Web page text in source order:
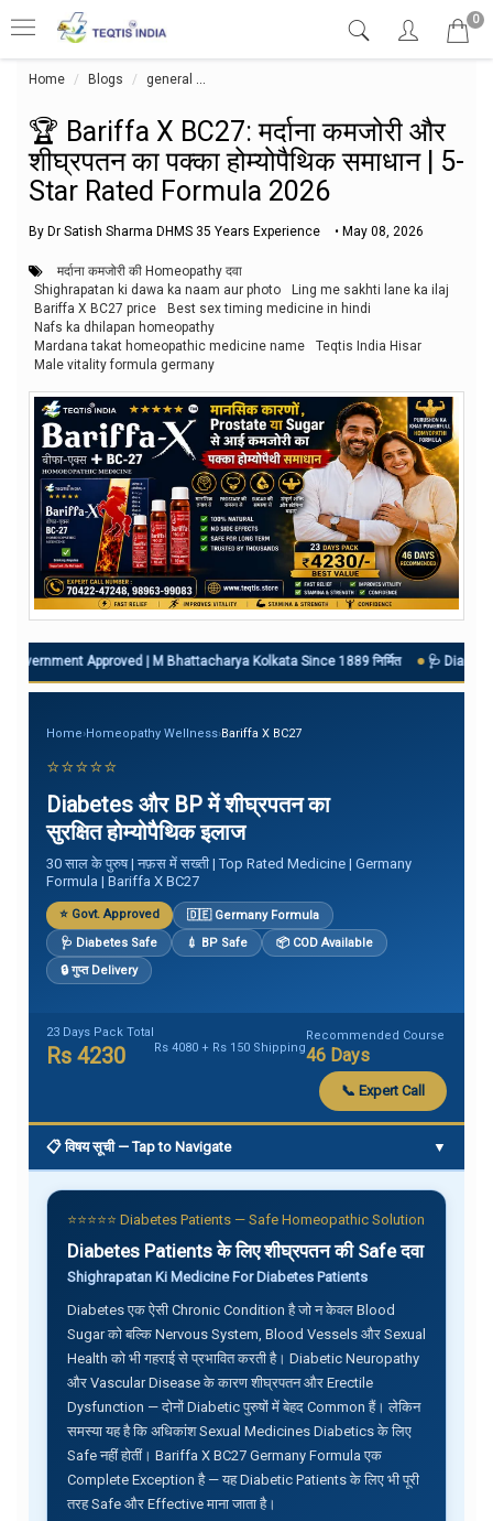
0
Home Blogs general
🏆 Bariffa X BC27: मर्दाना कमजोरी और
शीघ्रपतन का पक्का होम्योपैथिक समाधान | 5-
Star Rated Formula 2026
By Dr Satish Sharma DHMS 35 Years Experience • May 08, 2026
मर्दाना कमजोरी की Homeopathy दवा
Shighrapatan ki dawa ka naam aur photo
Ling me sakhti lane ka ilaj
Bariffa X BC27 price
Best sex timing medicine in hindi
Nafs ka dhilapan homeopathy
Mardana takat homeopathic medicine name
Teqtis India Hisar
Male vitality formula germany
Approved | M Bhattacharya Kolkata Since 1889 निर्मित 🩺 Diabetes + BP
Home›Homeopathy Wellness›Bariffa X BC27
⭐⭐⭐⭐⭐
Diabetes और BP में शीघ्रपतन का
सुरक्षित होम्योपैथिक इलाज
30 साल के पुरुष | नफ़स में सख्ती | Top Rated Medicine | Germany
Formula | Bariffa X BC27
⭐ Govt. Approved
🇩🇪 Germany Formula
🩺 Diabetes Safe
💉 BP Safe
📦 COD Available
🔒 गुप्त Delivery
23 Days Pack Total
Rs 4230 Rs 4080 + Rs 150 Shipping
Recommended Course
46 Days
📞 Expert Call
📋 विषय सूची — Tap to Navigate ▼
⭐⭐⭐⭐⭐ Diabetes Patients — Safe Homeopathic Solution
Diabetes Patients के लिए शीघ्रपतन की Safe दवा
Shighrapatan Ki Medicine For Diabetes Patients
Diabetes एक ऐसी Chronic Condition है जो न केवल Blood
Sugar को बल्कि Nervous System, Blood Vessels और Sexual
Health को भी गहराई से प्रभावित करती है। Diabetic Neuropathy
और Vascular Disease के कारण शीघ्रपतन और Erectile
Dysfunction — दोनों Diabetic पुरुषों में बेहद Common हैं। लेकिन
समस्या यह है कि अधिकांश Sexual Medicines Diabetics के लिए
Safe नहीं होतीं। Bariffa X BC27 Germany Formula एक
Complete Exception है — यह Diabetic Patients के लिए भी पूरी
तरह Safe और Effective माना जाता है।